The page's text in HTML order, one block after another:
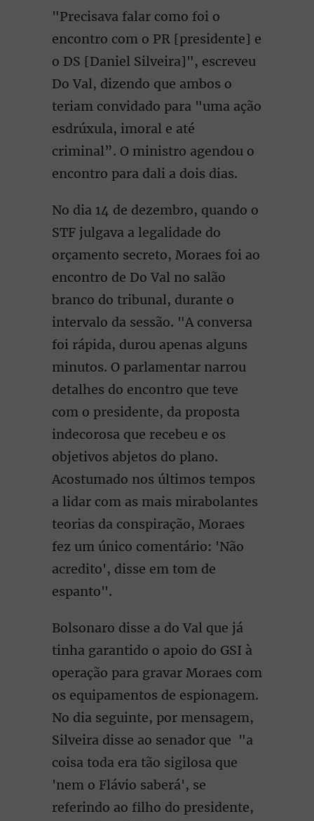
"Precisava falar como foi o
encontro com o PR [presidente] e
o DS [Daniel Silveira]", escreveu
Do Val, dizendo que ambos o
teriam convidado para "uma ação
esdrúxula, imoral e até
criminal”. O ministro agendou o
encontro para dali a dois dias.
No dia 14 de dezembro, quando o
STF julgava a legalidade do
orçamento secreto, Moraes foi ao
encontro de Do Val no salão
branco do tribunal, durante o
intervalo da sessão. "A conversa
foi rápida, durou apenas alguns
minutos. O parlamentar narrou
detalhes do encontro que teve
com o presidente, da proposta
indecorosa que recebeu e os
objetivos abjetos do plano.
Acostumado nos últimos tempos
a lidar com as mais mirabolantes
teorias da conspiração, Moraes
fez um único comentário: 'Não
acredito', disse em tom de
espanto".
Bolsonaro disse a do Val que já
tinha garantido o apoio do GSI à
operação para gravar Moraes com
os equipamentos de espionagem.
No dia seguinte, por mensagem,
Silveira disse ao senador que "a
coisa toda era tão sigilosa que
'nem o Flávio saberá', se
referindo ao filho do presidente,